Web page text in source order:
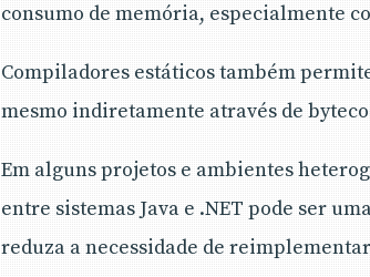
consumo de memória, especialmente
Compiladores estáticos também
mesmo indiretamente através de
Em alguns projetos e ambientes
entre sistemas Java e .NET pode ser
reduza a necessidade de